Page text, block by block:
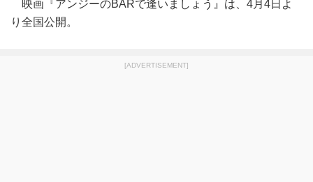
映画『アンジーのBARで逢いましょう』は、4月4日よ
り全国公開。
[ADVERTISEMENT]